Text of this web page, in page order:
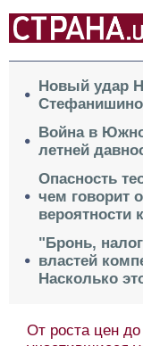
Новый удар
Война в
летней
Опасность
чем говорит
вероятности
"Бронь,
властей
Насколько
От роста цен